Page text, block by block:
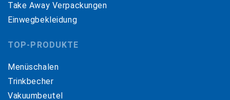
Take Away Verpackungen
Einwegbekleidung
TOP-PRODUKTE
Menüschalen
Trinkbecher
Vakuumbeutel